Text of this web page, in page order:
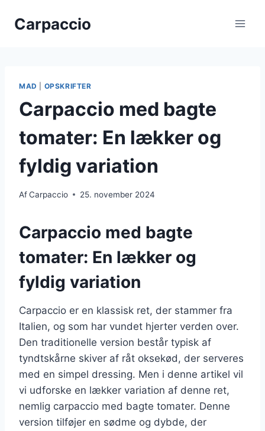
Carpaccio
MAD OPSKRIFTER
Carpaccio med bagte
tomater: En lækker og
fyldig variation
AfCarpaccio 25. november 2024
Carpaccio med bagte
tomater: En lækker og
fyldig variation
Carpaccio er en klassisk ret, der stammer fra
Italien, og som har vundet hjerter verden over.
Den traditionelle version består typisk af
tyndtskårne skiver af råt oksekød, der serveres
med en simpel dressing. Men i denne artikel vil
vi udforske en lækker variation af denne ret,
nemlig carpaccio med bagte tomater. Denne
version tilføjer en sødme og dybde, der